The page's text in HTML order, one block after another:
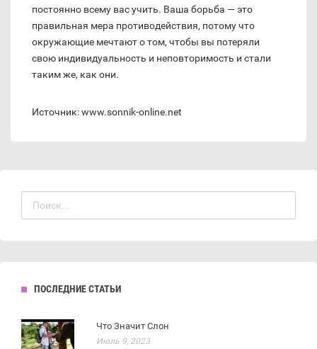
постоянно всему вас учить. Ваша борьба — это
правильная мера противодействия, потому что
окружающие мечтают о том, чтобы вы потеряли
свою индивидуальность и неповторимость и стали
таким же, как они.
Источник: www.sonnik-online.net
ПОСЛЕДНИЕ СТАТЬИ
Что Значит Слон
Июль 9, 2023